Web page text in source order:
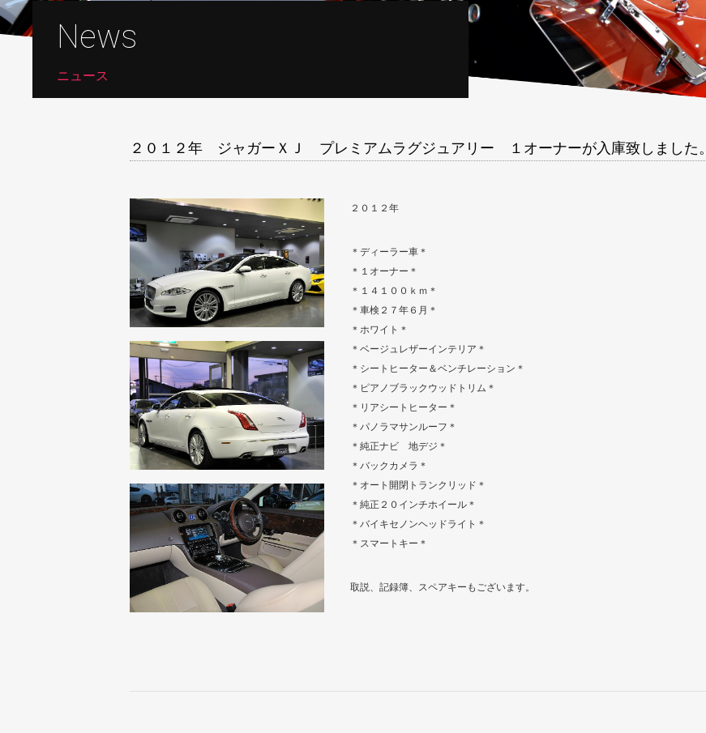
News
ニュース
２０１２年 ジャガーＸＪ プレミアムラグジュアリー １オーナーが入庫致しました。
２０１２年
＊ディーラー車＊
＊１オーナー＊
＊１４１００ｋｍ＊
＊車検２７年６月＊
＊ホワイト＊
＊ベージュレザーインテリア＊
＊シートヒーター＆ベンチレーション＊
＊ピアノブラックウッドトリム＊
＊リアシートヒーター＊
＊パノラマサンルーフ＊
＊純正ナビ 地デジ＊
＊バックカメラ＊
＊オート開閉トランクリッド＊
＊純正２０インチホイール＊
＊バイキセノンヘッドライト＊
＊スマートキー＊
取説、記録簿、スペアキーもございます。